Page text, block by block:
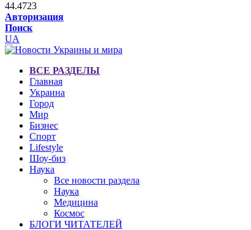
44.4723
Авторизация
Поиск
UA
ВСЕ РАЗДЕЛЫ
Главная
Украина
Город
Мир
Бизнес
Спорт
Lifestyle
Шоу-биз
Наука
Все новости раздела
Наука
Медицина
Космос
БЛОГИ ЧИТАТЕЛЕЙ